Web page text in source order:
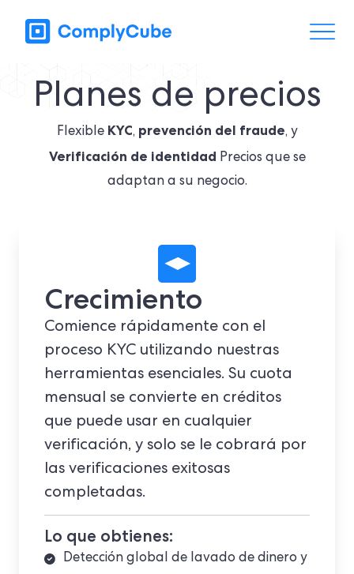
Planes de precios
Flexible KYC, prevención del fraude, y
Verificación de identidad Precios que se
adaptan a su negocio.
Crecimiento
Comience rápidamente con el
proceso KYC utilizando nuestras
herramientas esenciales. Su cuota
mensual se convierte en créditos
que puede usar en cualquier
verificación, y solo se le cobrará por
las verificaciones exitosas
completadas.
Lo que obtienes:
Detección global de lavado de dinero y